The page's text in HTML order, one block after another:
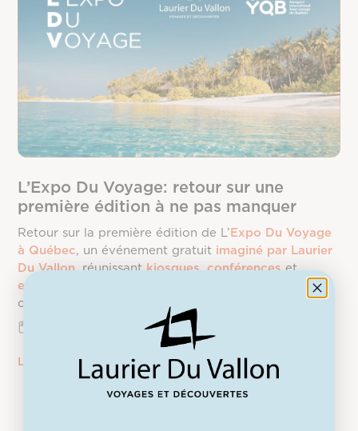
L’Expo Du Voyage: retour sur une
première édition à ne pas manquer
Retour sur la première édition de L’Expo Du Voyage
à Québec, un événement gratuit imaginé par Laurier
Du Vallon, réunissantkiosques,conférenceset
expert·es
pour inspirer et accompagner les projets
de voyage.
3 min.
LIRE L’ARTICLE